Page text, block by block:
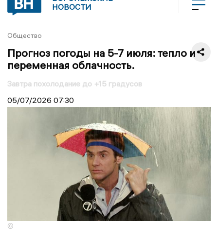
НОВОСТИ
Общество
Прогноз погоды на 5-7 июля: тепло и
переменная облачность.
Завтра похолодание до +15 градусов
05/07/2026 07:30
©